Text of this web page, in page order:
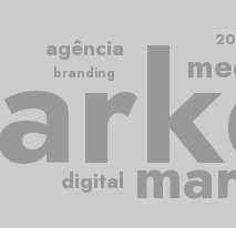
agência
digital
branding